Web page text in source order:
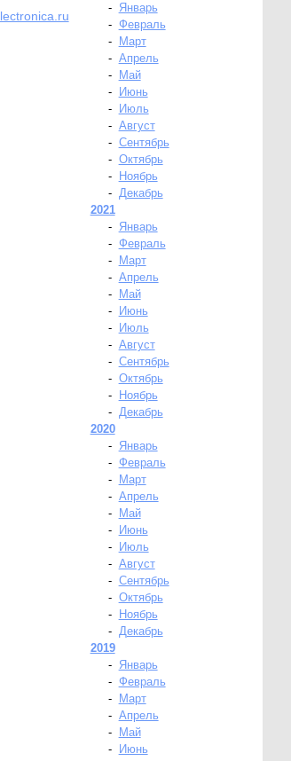
-
Январь
- Февраль
-
Март
- Апрель
-
Май
-
Июнь
-
Июль
- Август
- Сентябрь
- Октябрь
-
Ноябрь
- Декабрь
2021
-
Январь
- Февраль
-
Март
- Апрель
-
Май
-
Июнь
-
Июль
- Август
- Сентябрь
- Октябрь
-
Ноябрь
- Декабрь
2020
-
Январь
- Февраль
-
Март
- Апрель
-
Май
-
Июнь
-
Июль
- Август
- Сентябрь
- Октябрь
-
Ноябрь
- Декабрь
2019
-
Январь
- Февраль
-
Март
- Апрель
-
Май
-
Июнь